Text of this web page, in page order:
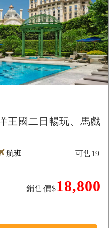
王國二日暢玩、馬戲
航班
銷售價$18,800
可售19